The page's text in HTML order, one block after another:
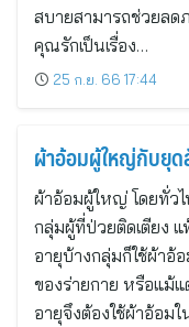
สบายสามารถช่วยลด
คุณรักเป็นเรื่อง…
25 ก.ย. 66 17:44
ผ้าอ้อมผู้ใหญ่กับยุ
ผ้าอ้อมผู้ใหญ่ โดยทั่วไ
กลุ่มผู้ที่ป่วยติดเตียง แ
อายุบ้างกลุ่มก็ใช้ผ้าอ้
ของร่ายกาย หรือแม้แ
อายุจึงต้องใช้ผ้าอ้อม